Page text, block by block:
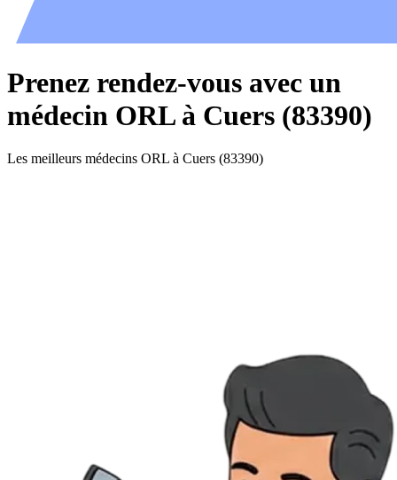
Prenez rendez-vous avec un
médecin ORL à Cuers (83390)
Les meilleurs médecins ORL à Cuers (83390)